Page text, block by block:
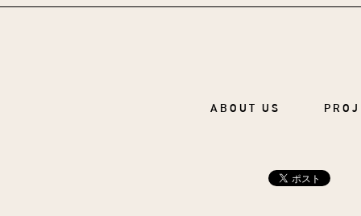
ABOUT US